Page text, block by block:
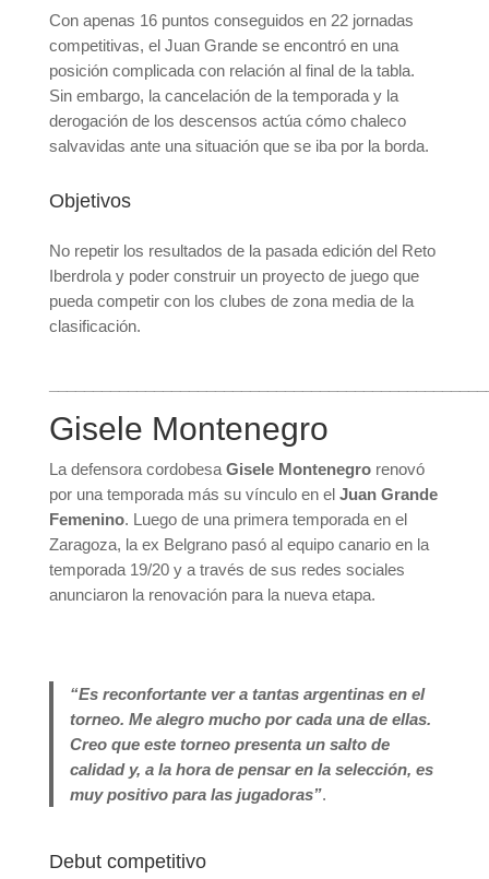
Con apenas 16 puntos conseguidos en 22 jornadas
competitivas, el Juan Grande se encontró en una
posición complicada con relación al final de la tabla.
Sin embargo, la cancelación de la temporada y la
derogación de los descensos actúa cómo chaleco
salvavidas ante una situación que se iba por la borda.
Objetivos
No repetir los resultados de la pasada edición del Reto
Iberdrola y poder construir un proyecto de juego que
pueda competir con los clubes de zona media de la
clasificación.
Gisele Montenegro
La defensora cordobesa Gisele Montenegrorenovó
por una temporada más su vínculo en elJuan Grande
Femenino. Luego de una primera temporada en el
Zaragoza, la ex Belgrano pasó al equipo canario en la
temporada 19/20 y a través de sus redes sociales
anunciaron la renovación para la nueva etapa.
“Es reconfortante ver a tantas argentinas en el
torneo. Me alegro mucho por cada una de ellas.
Creo que este torneo presenta un salto de
calidad y, a la hora de pensar en la selección, es
muy positivo para las jugadoras”.
Debut competitivo